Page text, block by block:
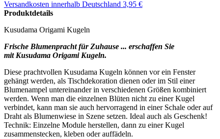
Versandkosten innerhalb Deutschland 3,95 €
Produktdetails
Kusudama Origami Kugeln
Frische Blumenpracht für Zuhause ... erschaffen Sie
mit Kusudama Origami Kugeln.
Diese prachtvollen Kusudama Kugeln können vor ein Fenster
gehängt werden, als Tischdekoration dienen oder im Stil einer
Blumenampel untereinander in verschiedenen Größen kombiniert
werden. Wenn man die einzelnen Blüten nicht zu einer Kugel
verbindet, kann man sie auch hervorragend in einer Schale oder auf
Draht als Blumenwiese in Szene setzen. Ideal auch als Geschenk!
Technik: Einzelne Module herstellen, dann zu einer Kugel
zusammenstecken, kleben oder auffädeln.